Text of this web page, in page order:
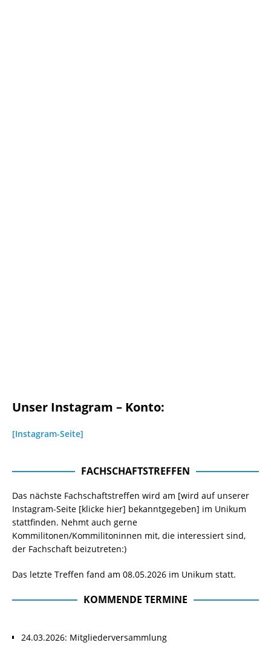
Unser Instagram – Konto:
[Instagram-Seite]
FACHSCHAFTSTREFFEN
Das nächste Fachschaftstreffen wird am [wird auf unserer
Instagram-Seite [klicke hier] bekanntgegeben] im Unikum
stattfinden. Nehmt auch gerne
Kommilitonen/Kommilitoninnen mit, die interessiert sind,
der Fachschaft beizutreten:)
Das letzte Treffen fand am 08.05.2026 im Unikum statt.
KOMMENDE TERMINE
24.03.2026: Mitgliederversammlung